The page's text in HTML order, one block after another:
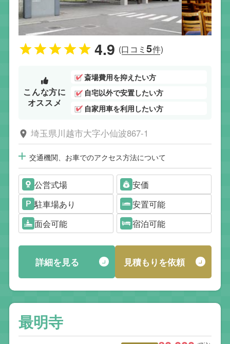
4.9 (口コミ5件)
こんな方に
オススメ
斎場費用を抑えたい方
自宅以外で安置したい方
自家用車を利用したい方
埼玉県川越市大字小仙波867-1
交通機関、お車でのアクセス方法について
公営式場
安価
駐車場あり
安置可能
面会可能
宿泊可能
詳細を見る 見積もりを依頼
最明寺